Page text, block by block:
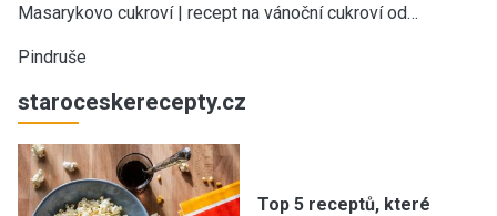
Masarykovo cukroví | recept na vánoční cukroví od…
Pindruše
staroceskerecepty.cz
Top 5 receptů, které